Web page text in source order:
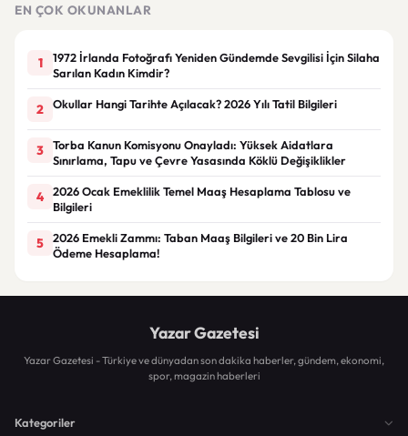
EN ÇOK OKUNANLAR
1
1972 İrlanda Fotoğrafı Yeniden Gündemde Sevgilisi İçin Silaha
Sarılan Kadın Kimdir?
2 Okullar Hangi Tarihte Açılacak? 2026 Yılı Tatil Bilgileri
3
Torba Kanun Komisyonu Onayladı: Yüksek Aidatlara
Sınırlama, Tapu ve Çevre Yasasında Köklü Değişiklikler
4
2026 Ocak Emeklilik Temel Maaş Hesaplama Tablosu ve
Bilgileri
5
2026 Emekli Zammı: Taban Maaş Bilgileri ve 20 Bin Lira
Ödeme Hesaplama!
Yazar Gazetesi
Yazar Gazetesi - Türkiye ve dünyadan son dakika haberler, gündem, ekonomi,
spor, magazin haberleri
Kategoriler